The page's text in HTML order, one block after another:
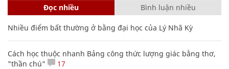
Đọc nhiều Bình luận nhiều
Nhiều điểm bất thường ở bằng đại học của Lý Nhã Kỳ
Cách học thuộc nhanh Bảng công thức lượng giác bằng thơ,
"thần chú"
17